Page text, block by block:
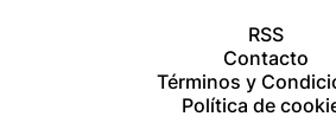
RSS
Contacto
Términos y
Política de